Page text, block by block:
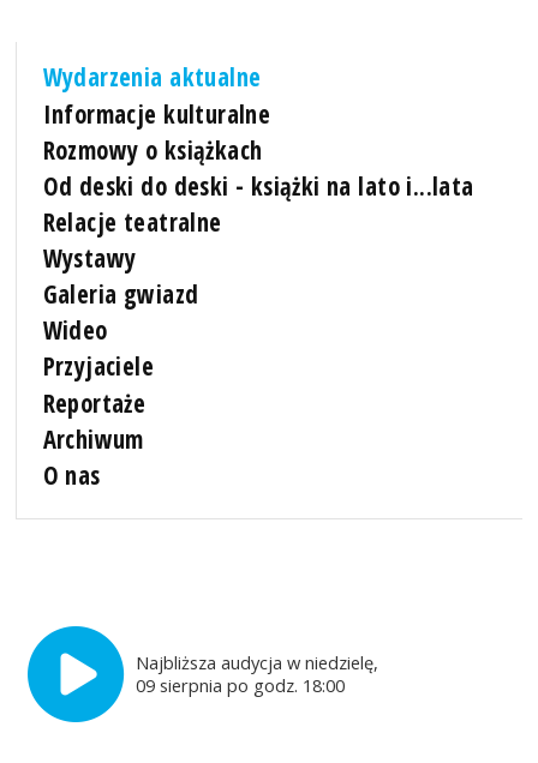
Wydarzenia aktualne
Informacje kulturalne
Rozmowy o książkach
Od deski do deski - książki na lato i...lata
Relacje teatralne
Wystawy
Galeria gwiazd
Wideo
Przyjaciele
Reportaże
Archiwum
O nas
Najbliższa audycja w niedzielę,
09 sierpnia po godz. 18:00